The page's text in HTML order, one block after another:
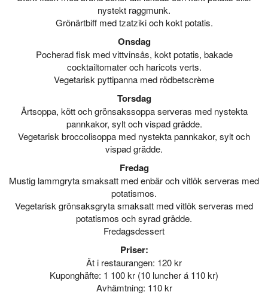
nystekt raggmunk.
Grönärtbiff med tzatziki och kokt potatis.
Onsdag
Pocherad fisk med vittvinsås, kokt potatis, bakade
cocktailtomater och haricots verts.
Vegetarisk pyttipanna med rödbetscrème
Torsdag
Ärtsoppa, kött och grönsakssoppa serveras med nystekta
pannkakor, sylt och vispad grädde.
Vegetarisk broccolisoppa med nystekta pannkakor, sylt och
vispad grädde.
Fredag
Mustig lammgryta smaksatt med enbär och vitlök serveras med
potatismos.
Vegetarisk grönsaksgryta smaksatt med vitlök serveras med
potatismos och syrad grädde.
Fredagsdessert
Priser:
Ät i restaurangen: 120 kr
Kuponghäfte: 1 100 kr (10 luncher á 110 kr)
Avhämtning: 110 kr